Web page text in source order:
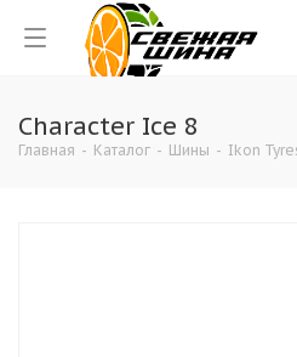
Character Ice 8
Главная - Каталог - Шины - Ikon